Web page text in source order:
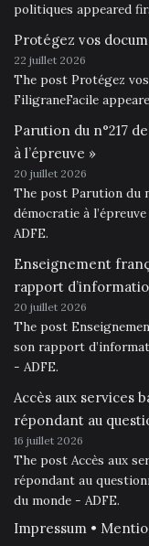
politiques appeared
Protégez vos
22 juillet 2026
The post Protégez
FiligraneFacile
Parution du n°217
à l’épreuve »
20 juillet 2026
The post Parution du
démocratie à
ADFE.
Enseignement
rapport
20 juillet 2026
The post
son rapport
- ADFE.
Accès aux services
répondant au
16 juillet 2026
The post Accès aux
répondant au
du monde - ADFE.
Impressum •